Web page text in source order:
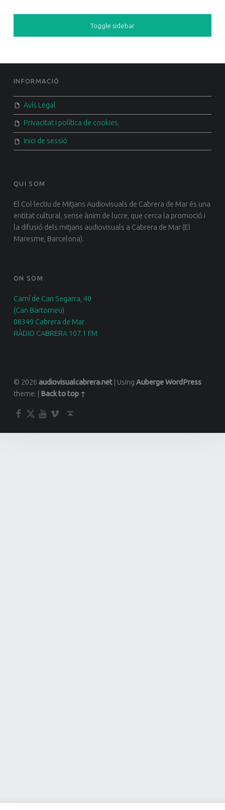
SIDEBAR
Toggle sidebar
FOOTER SIDEBAR
INFORMACIÓ
Avís Legal
Privacitat i política de cookies.
Inici de sessió
QUI SOM
El Col·lectiu de Mitjans Audiovisuals de Cabrera de Mar és una
entitat cultural, sense ànim de lucre, que cerca la promoció i
la difusió dels mitjans audiovisuals a Cabrera de Mar (El
Maresme, Barcelona).
ON SOM
Camí de Can Segarra, 40
(Can Bartomeu)
08349 Cabrera de Mar
RÀDIO CABRERA 107.1 FM
© 2026 audiovisualcabrera.net Using AubergeWordPress
theme.
Back to top ↑
Facebook
TwitterYouTube
Vimeo